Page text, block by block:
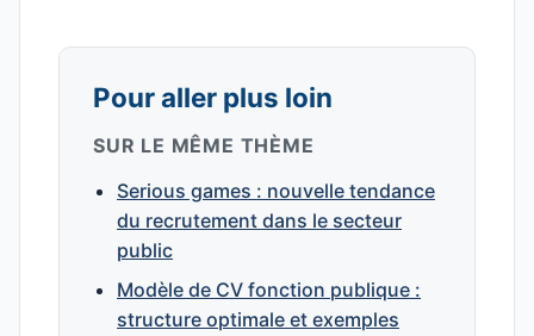
Pour aller plus loin
SUR LE MÊME THÈME
Serious games : nouvelle tendance
du recrutement dans le secteur
public
Modèle de CV fonction publique :
structure optimale et exemples